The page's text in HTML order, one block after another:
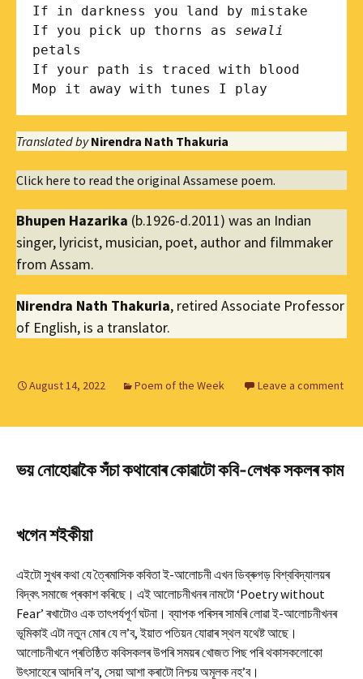
If in darkness you land by mistake
If you pick up thorns as sewali
petals
If your path is traced with blood
Mop it away with tunes I play
Translated by Nirendra Nath Thakuria
Click here to read the original Assamese poem.
Bhupen Hazarika (b.1926-d.2011) was an Indian
singer, lyricist, musician, poet, author and filmmaker
from Assam.
Nirendra Nath Thakuria, retired Associate Professor
of English, is a translator.
August 14, 2022 Poem of the Week Leave a comment
ভয় নোহোৱাকৈ সঁচা কথাবোৰ কোৱাটো কবি-লেখক সকলৰ কাম
খগেন শইকীয়া
এইটো সুখৰ কথা যে ত্ৰৈমাসিক কবিতা ই-আলোচনী এখন ডিব্ৰুগড় বিশ্ববিদ্যালয়ৰ
বিদ্বৎ সমাজে প্ৰকাশ কৰিছে। এই আলোচনীখনৰ নামটো ‘Poetry without
Fear’ ৰখাটোও এক তাৎপৰ্যপূৰ্ণ ঘটনা। ব্যাপক পৰিসৰ সামৰি লোৱা ই-আলোচনীখনৰ
ভূমিকাই এটা নতুন মোৰ যে ল’ব, ইয়াত পতিয়ন যোৱাৰ স্থল যথেষ্ট আছে।
আলোচনীখনে প্ৰতিষ্ঠিত কবিসকলৰ উপৰি সময়ৰ খোজত পিছ পৰি থকাসকলোকো
উৎসাহেৰে আদৰি ল’ব, সেয়া আশা কৰাটো নিশ্চয় অমূলক নহ’ব।